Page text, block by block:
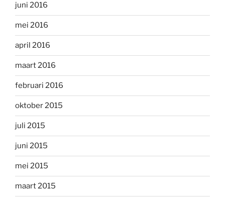
juni 2016
mei 2016
april 2016
maart 2016
februari 2016
oktober 2015
juli 2015
juni 2015
mei 2015
maart 2015